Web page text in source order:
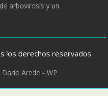
arbovirosis y un
los derechos reservados